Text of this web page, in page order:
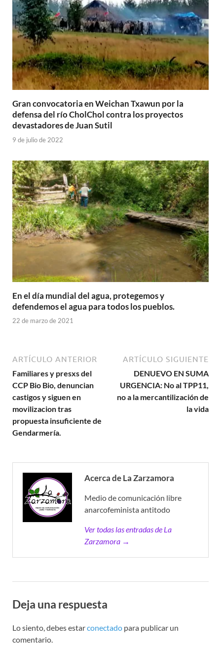
Gran convocatoria en Weichan Txawun por la
defensa del río CholChol contra los proyectos
devastadores de Juan Sutil
9 de julio de 2022
En el día mundial del agua, protegemos y
defendemos el agua para todos los pueblos.
22 de marzo de 2021
ARTÍCULO ANTERIOR
Familiares y presxs del
CCP Bio Bio, denuncian
castigos y siguen en
movilizacion tras
propuesta insuficiente de
Gendarmería.
ARTÍCULO SIGUIENTE
DENUEVO EN SUMA
URGENCIA: No al TPP11,
no a la mercantilización de
la vida
Acerca de La Zarzamora
Medio de comunicación libre
anarcofeminista antitodo
Ver todas las entradas de La
Zarzamora →
Deja una respuesta
Lo siento, debes estarconectado para publicar un
comentario.